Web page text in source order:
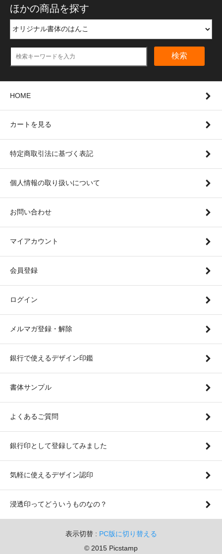
ほかの商品を探す
検索
HOME
カートを見る
特定商取引法に基づく表記
個人情報の取り扱いについて
お問い合わせ
マイアカウント
会員登録
ログイン
メルマガ登録・解除
銀行で使えるデザイン印鑑
書体サンプル
よくあるご質問
銀行印として登録してみました
気軽に使えるデザイン認印
浸透印ってどういうものなの？
表示切替 : PC版に切り替える
© 2015 Picstamp